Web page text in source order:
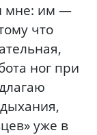
мне: им —
что
ног при
уже в